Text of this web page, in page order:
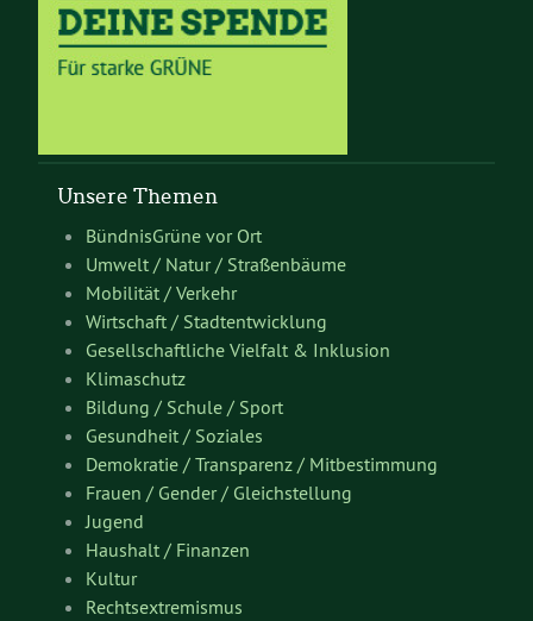
Unsere Themen
BündnisGrüne vor Ort
Umwelt / Natur / Straßenbäume
Mobilität / Verkehr
Wirtschaft / Stadtentwicklung
Gesellschaftliche Vielfalt & Inklusion
Klimaschutz
Bildung / Schule / Sport
Gesundheit / Soziales
Demokratie / Transparenz / Mitbestimmung
Frauen / Gender / Gleichstellung
Jugend
Haushalt / Finanzen
Kultur
Rechtsextremismus